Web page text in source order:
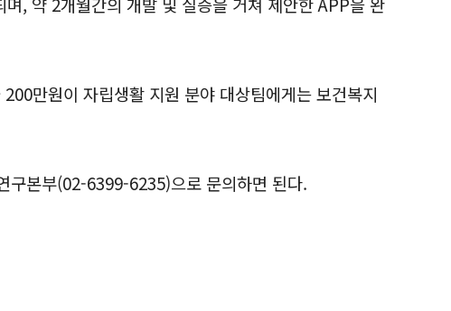
만원이 자립생활 지원 분야 대상팀에게는 보건복지
구본부(02-6399-6235)으로 문의하면 된다.